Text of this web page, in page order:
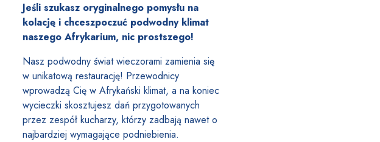
Jeśli szukasz oryginalnego pomysłu na
kolację i chceszpoczuć podwodny klimat
naszego Afrykarium, nic prostszego!
Nasz podwodny świat wieczorami zamienia się
w unikatową restaurację! Przewodnicy
wprowadzą Cię w Afrykański klimat, a na koniec
wycieczki skosztujesz dań przygotowanych
przez zespół kucharzy, którzy zadbają nawet o
najbardziej wymagające podniebienia.